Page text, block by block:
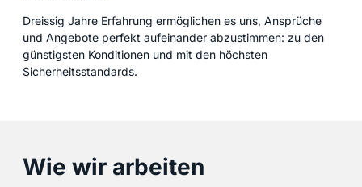
Dreissig Jahre Erfahrung ermöglichen es uns, Ansprüche
und Angebote perfekt aufeinander abzustimmen: zu den
günstigsten Konditionen und mit den höchsten
Sicherheitsstandards.
Wie wir arbeiten